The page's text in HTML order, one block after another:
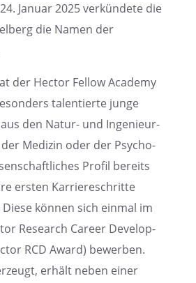
Januar 2025 verkün­dete die
die Namen der
der Hector Fellow Academy
talen­tierte junge
den Natur- und Ingenieur­
Medizin oder der Psycho­
Profil bereits
ersten Karrie­re­schritte
können sich einmal im
Research Career Develo­p­
RCD Award) bewer­ben.
erhält neben einer